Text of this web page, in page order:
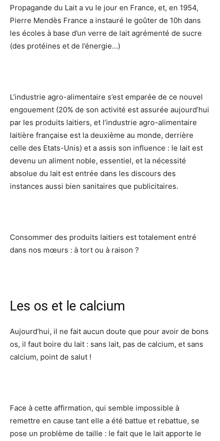
Propagande du Lait a vu le jour en France, et, en 1954,
Pierre Mendès France a instauré le goûter de 10h dans
les écoles à base d’un verre de lait agrémenté de sucre
(des protéines et de l’énergie…)
L’industrie agro-alimentaire s’est emparée de ce nouvel
engouement (20% de son activité est assurée aujourd’hui
par les produits laitiers, et l’industrie agro-alimentaire
laitière française est la deuxième au monde, derrière
celle des Etats-Unis) et a assis son influence : le lait est
devenu un aliment noble, essentiel, et la nécessité
absolue du lait est entrée dans les discours des
instances aussi bien sanitaires que publicitaires.
Consommer des produits laitiers est totalement entré
dans nos mœurs : à tort ou à raison ?
Les os et le calcium
Aujourd’hui, il ne fait aucun doute que pour avoir de bons
os, il faut boire du lait : sans lait, pas de calcium, et sans
calcium, point de salut !
Face à cette affirmation, qui semble impossible à
remettre en cause tant elle a été battue et rebattue, se
pose un problème de taille : le fait que le lait apporte le